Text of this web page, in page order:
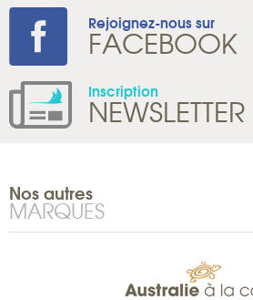
Rejoignez-nous sur
FACEBOOK
Inscription
NEWSLETTER
Nos autres
MARQUES